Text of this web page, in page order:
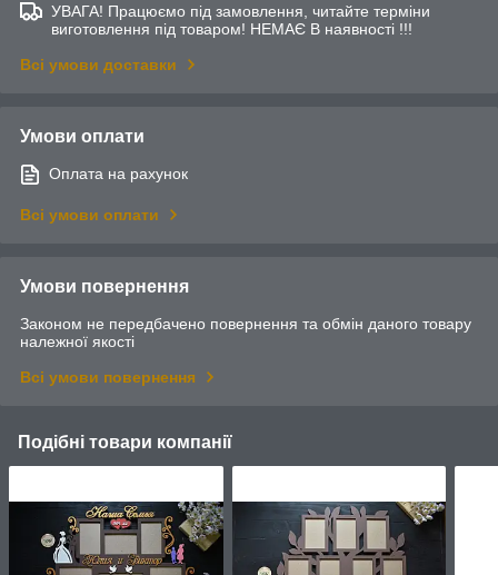
УВАГА! Працюємо під замовлення, читайте терміни
виготовлення під товаром! НЕМАЄ В наявності !!!
Всі умови доставки
Умови оплати
Оплата на рахунок
Всі умови оплати
Умови повернення
Законом не передбачено повернення та обмін даного товару
належної якості
Всі умови повернення
Подібні товари компанії